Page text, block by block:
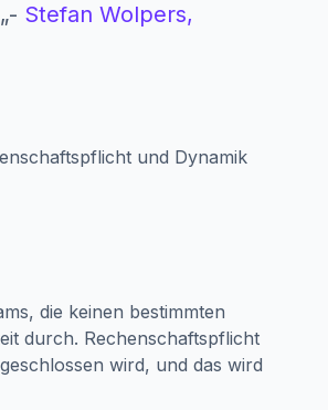
Stefan Wolpers,
und Dynamik
die keinen bestimmten
durch. Rechenschaftspflicht
wird, und das wird